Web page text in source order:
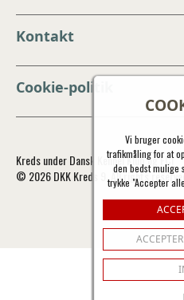
Vi bruger
trafikmåling for at
den bedst mulige
trykke "Accepter
Kontakt
Cookie-politik
Kreds under Dansk Kennel Klub og FCI
© 2026 DKK Kreds 9. All rights